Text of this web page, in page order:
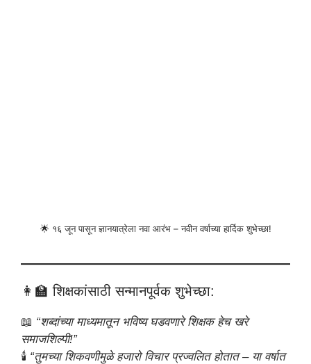
🌟 १६ जून पासून ज्ञानयात्रेला नवा आरंभ – नवीन वर्षाच्या हार्दिक शुभेच्छा!
👩‍🏫 शिक्षकांसाठी सन्मानपूर्वक शुभेच्छा:
📖 “शब्दांच्या माध्यमातून भविष्य घडवणारे शिक्षक हेच खरे
समाजशिल्पी!”
🕯️ “तुमच्या शिकवणीमुळे हजारो विचार प्रज्वलित होतात – या वर्षात